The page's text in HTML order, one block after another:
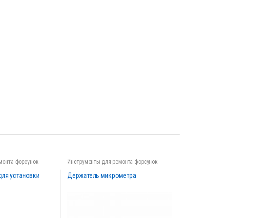
форсунок
установки
Инструменты для ремонта форсунок
Держатель микрометра